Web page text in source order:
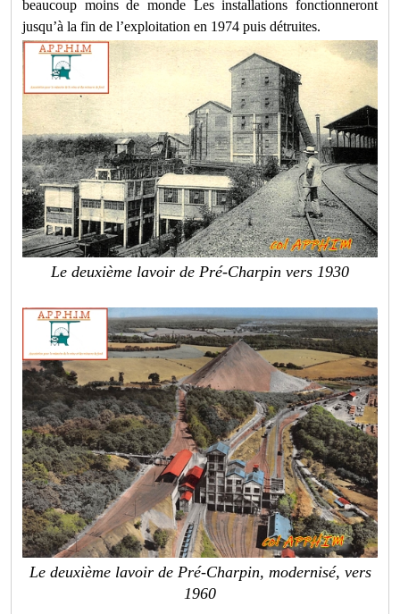
beaucoup moins de monde Les installations fonctionneront
jusqu’à la fin de l’exploitation en 1974 puis détruites.
Le deuxième lavoir de Pré-Charpin vers 1930
Le deuxième lavoir de Pré-Charpin, modernisé, vers
1960